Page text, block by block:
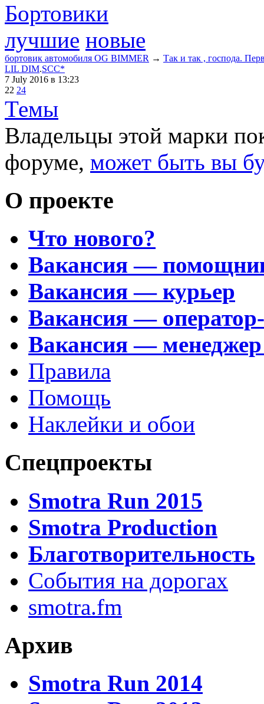
Бортовики
лучшие новые
бортовик автомобиля OG BIMMER → Так и так , господа.
LIL DIM.SCC*
7 July 2016 в 13:23
22 24
Темы
Владельцы этой марки
форуме, может быть вы
О проекте
Что нового?
Вакансия —
Вакансия — курьер
Вакансия —
Вакансия —
Правила
Помощь
Наклейки и обои
Спецпроекты
Smotra Run 2015
Smotra Production
Благотворительность
События на дорогах
smotra.fm
Архив
Smotra Run 2014